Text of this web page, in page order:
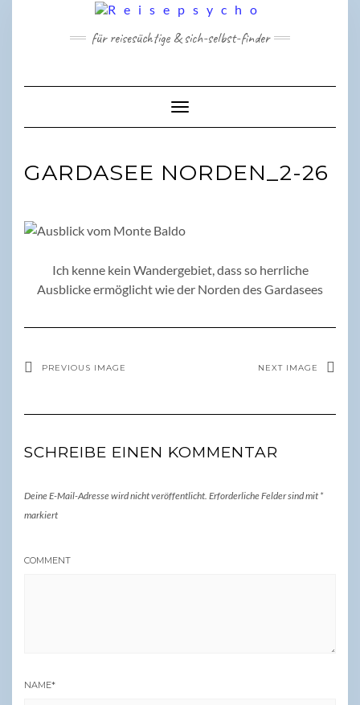
für reisesüchtige & sich-selbst-finder
Toggle Navigation
GARDASEE NORDEN_2-26
Ich kenne kein Wandergebiet, dass so herrliche
Ausblicke ermöglicht wie der Norden des Gardasees
PREVIOUS IMAGE NEXT IMAGE
SCHREIBE EINEN KOMMENTAR
Deine E-Mail-Adresse wird nicht veröffentlicht. Erforderliche Felder sind mit *
markiert
COMMENT
NAME*